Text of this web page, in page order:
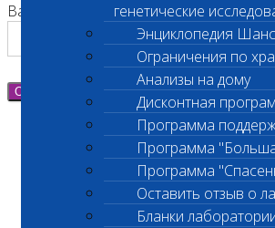
генетические
Энциклопедия
Ограничения по
Анализы на дому
Дисконтная
Программа
Программа
Программа
Оставить отзыв о
Бланки
Ваш номер телефона
Отправить